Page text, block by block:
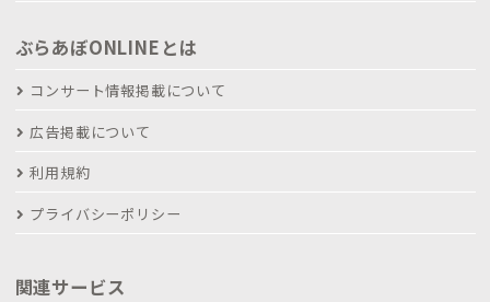
ぶらあぼONLINEとは
コンサート情報掲載について
広告掲載について
利用規約
プライバシーポリシー
関連サービス